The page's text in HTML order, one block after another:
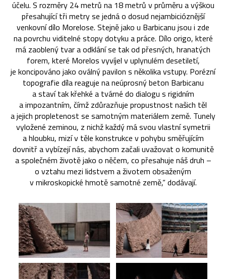
účelu. S rozměry 24 metrů na 18 metrů v průměru a výškou
přesahující tři metry se jedná o dosud nejambicióznější
venkovní dílo Morelose. Stejně jako u Barbicanu jsou i zde
na povrchu viditelné stopy dotyku a práce. Dílo origo, které
má zaoblený tvar a odklání se tak od přesných, hranatých
forem, které Morelos vyvíjel v uplynulém desetiletí,
je koncipováno jako oválný pavilon s několika vstupy. Porézní
topografie díla reaguje na neúprosný beton Barbicanu
a staví tak křehké a tvárné do dialogu s rigidním
a impozantním, čímž zdůrazňuje propustnost našich těl
a jejich propletenost se samotným materiálem země. Tunely
vyložené zeminou, z nichž každý má svou vlastní symetrii
a hloubku, mizí v těle konstrukce v pohybu směřujícím
dovnitř a vybízejí nás, abychom začali uvažovat o komunitě
a společném životě jako o něčem, co přesahuje náš druh –
o vztahu mezi lidstvem a životem obsaženým
v mikroskopické hmotě samotné země,“ dodávají.